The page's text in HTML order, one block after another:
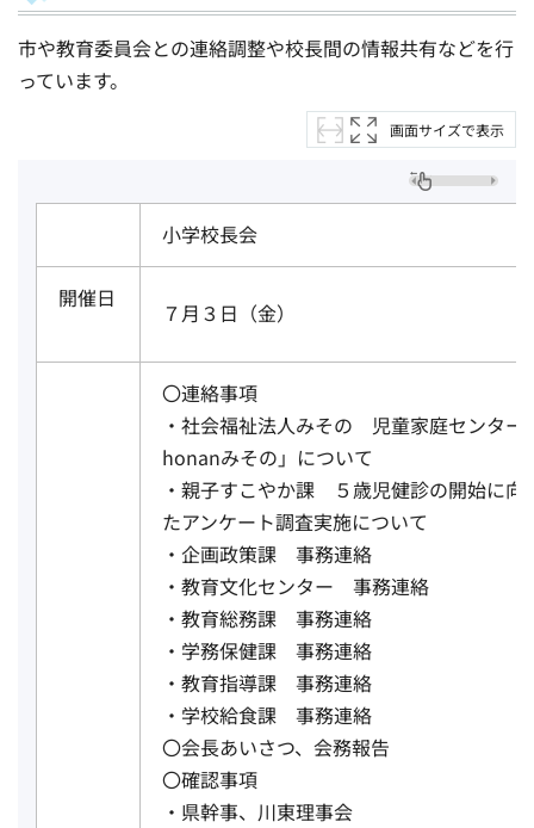
市や教育委員会との連絡調整や校長間の情報共有などを行
っています。
画面サイズで表示
小学校長会
開催日
７月３日（金）
〇連絡事項
・社会福祉法人みその 児童家庭センター
honanみその」について
・親子すこやか課 ５歳児健診の開始に向
たアンケート調査実施について
・企画政策課 事務連絡
・教育文化センター 事務連絡
・教育総務課 事務連絡
・学務保健課 事務連絡
・教育指導課 事務連絡
・学校給食課 事務連絡
〇会長あいさつ、会務報告
〇確認事項
・県幹事、川東理事会